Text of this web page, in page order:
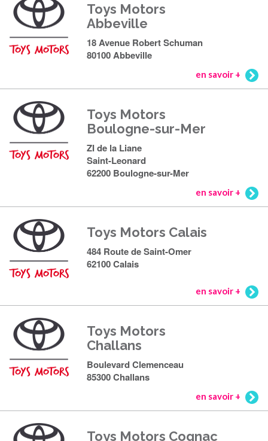
Toys Motors
Abbeville
18 Avenue Robert Schuman
80100 Abbeville
en savoir +
Toys Motors
Boulogne-sur-Mer
ZI de la Liane
Saint-Leonard
62200 Boulogne-sur-Mer
en savoir +
Toys Motors Calais
484 Route de Saint-Omer
62100 Calais
en savoir +
Toys Motors
Challans
Boulevard Clemenceau
85300 Challans
en savoir +
Toys Motors Cognac